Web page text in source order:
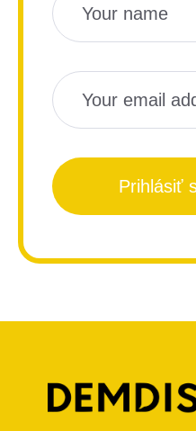
Prihlásiť